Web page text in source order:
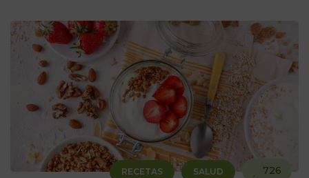
RECETAS SALUD 726